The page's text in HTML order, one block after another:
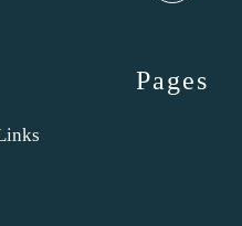
Pages